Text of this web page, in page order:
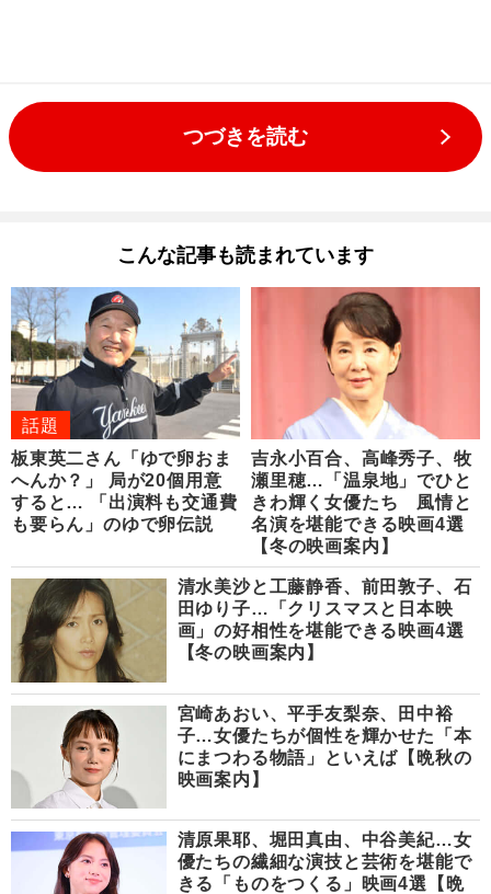
つづきを読む
こんな記事も読まれています
話題
板東英二さん「ゆで卵おま
へんか？」 局が20個用意
すると… 「出演料も交通費
も要らん」のゆで卵伝説
吉永小百合、高峰秀子、牧
瀬里穂…「温泉地」でひと
きわ輝く女優たち 風情と
名演を堪能できる映画4選
【冬の映画案内】
清水美沙と工藤静香、前田敦子、石
田ゆり子…「クリスマスと日本映
画」の好相性を堪能できる映画4選
【冬の映画案内】
宮崎あおい、平手友梨奈、田中裕
子…女優たちが個性を輝かせた「本
にまつわる物語」といえば【晩秋の
映画案内】
清原果耶、堀田真由、中谷美紀…女
優たちの繊細な演技と芸術を堪能で
きる「ものをつくる」映画4選【晩